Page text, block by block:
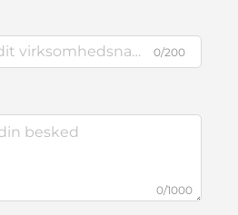
0/200
0/1000